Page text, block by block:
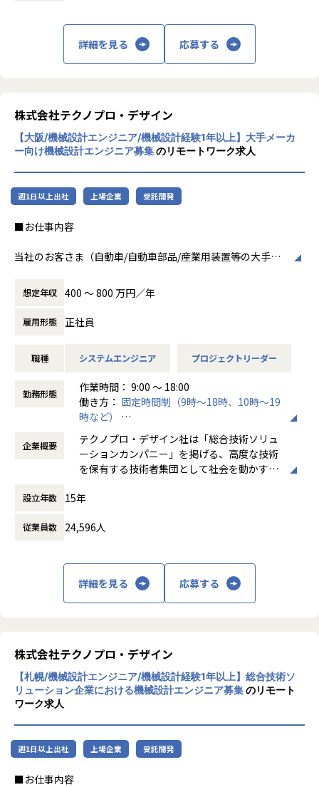
を実現しています。
【業務の変更の範囲】
働く場所に関わらない事業支援や最新技術を
用いた研究開発などを行っています。
程プロジェクトの増加といった世の中で技術
者集団として価値提供を行うために、エンジ
ニアが生涯活躍できる環境を考え事業運営を
行っています。
詳細を見る 応募する
株式会社テクノプロ・デザイン
【大阪/機械設計エンジニア/機械設計経験1年以上】大手メーカ
ー向け機械設計エンジニア募集のリモートワーク求人
週1日以上出社 上場企業 受託開発
■お仕事内容
当社のお客さま（自動車/自動車部品/産業用装置等の大手メ
を用いた製品・装置等の機構・筐体設計、及び解析業務など
の開発業務に従事していただきます。
例えば、、、
・【医療機器】樹脂成形部品の設計開発業務
め
会社についての詳細
当社は、約8,500名のエンジニアの現場力と技術コンサルテ
ィングを融合し、課題解決から価値創造までを一貫して支援
する総合技術ソリューションカンパニーです。
ど幅広い業界において、多様なプロジェクトからエンジニア
す。
を実現しています。
【業務の変更の範囲】
想定年収 400 〜 800 万円／年
雇用形態 正社員
職種 システムエンジニア プロジェクトリーダー
勤務形態
作業時間： 9:00 ～ 18:00
働き方： 固定時間制（9時～18時、10時～19
時など）
時間外労働の有無： 有（月平均20時間）
休憩時間： 60分
企業概要
テクノプロ・デザイン社は「総合技術ソリュ
ーションカンパニー」を掲げる、高度な技術
を保有する技術者集団として社会を動かすこ
に渡ります。いわゆる技術者派遣と呼ばれ
働く場所に関わらない事業支援や最新技術を
用いた研究開発などを行っています。
程プロジェクトの増加といった世の中で技術
者集団として価値提供を行うために、エンジ
ニアが生涯活躍できる環境を考え事業運営を
行っています。
設立年数 15年
従業員数 24,596人
詳細を見る 応募する
株式会社テクノプロ・デザイン
【札幌/機械設計エンジニア/機械設計経験1年以上】総合技術ソ
リューション企業における機械設計エンジニア募集のリモート
ワーク求人
週1日以上出社 上場企業 受託開発
■お仕事内容